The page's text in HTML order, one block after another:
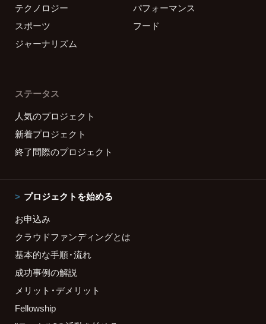
テクノロジー
パフォーマンス
スポーツ
フード
ジャーナリズム
ステータス
人気のプロジェクト
新着プロジェクト
終了間際のプロジェクト
プロジェクトを始める
お申込み
クラウドファンディングとは
基本的な手順・流れ
成功事例の解説
メリット・デメリット
Fellowship